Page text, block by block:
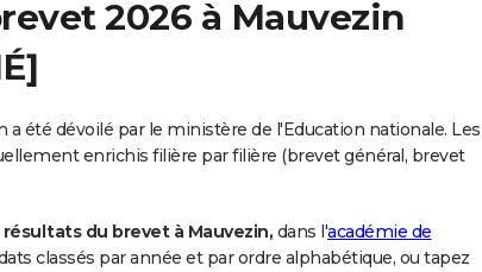
2026 à Mauvezin
a été dévoilé par le ministère de l'Education nationale. Les
enrichis filière par filière (brevet général, brevet
résultats du brevet à Mauvezin, dans l'académie de
classés par année et par ordre alphabétique, ou tapez